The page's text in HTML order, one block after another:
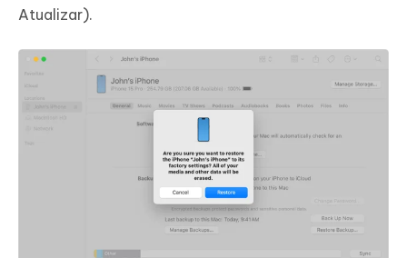
Atualizar).